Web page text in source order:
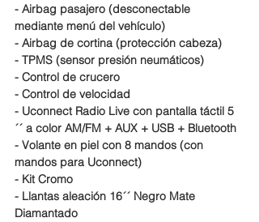
- Airbag pasajero (desconectable
mediante menú del vehículo)
- Airbag de cortina (protección cabeza)
- TPMS (sensor presión neumáticos)
- Control de crucero
- Control de velocidad
- Uconnect Radio Live con pantalla táctil 5
´´ a color AM/FM + AUX + USB + Bluetooth
- Volante en piel con 8 mandos (con
mandos para Uconnect)
- Kit Cromo
- Llantas aleación 16´´ Negro Mate
Diamantado